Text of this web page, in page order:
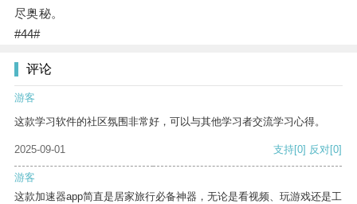
尽奥秘。
#44#
评论
游客
这款学习软件的社区氛围非常好，可以与其他学习者交流学习心得。
2025-09-01 支持[0] 反对[0]
游客
这款加速器app简直是居家旅行必备神器，无论是看视频、玩游戏还是工